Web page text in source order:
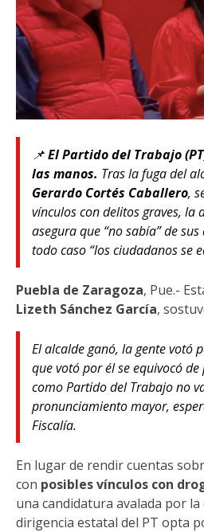
📌El Partido del Trabajo
las manos. Tras la fuga del
Gerardo Cortés Caballero,
vínculos con delitos graves, la
asegura que “no sabía” de
todo caso “los ciudadanos se
Puebla de Zaragoza, Pue.-
Lizeth Sánchez García,
El alcalde ganó, la gente votó
que votó por él se equivocó
como Partido del Trabajo no
pronunciamiento mayor,
Fiscalía.
En lugar de rendir cuentas
con posibles vínculos con
una candidatura avalada por la
dirigencia estatal del PT opta